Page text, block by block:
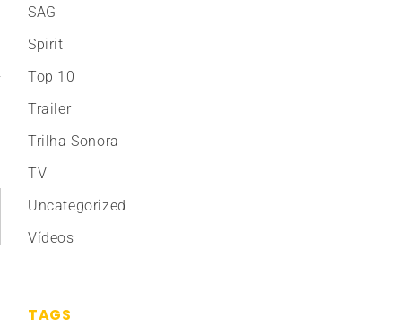
SAG
Spirit
Top 10
Trailer
Trilha Sonora
TV
Uncategorized
Vídeos
TAGS